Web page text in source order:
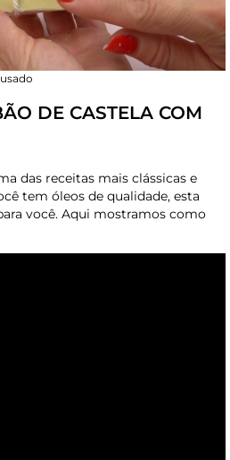
DE CASTELA COM
das receitas mais clássicas e
tem óleos de qualidade, esta
você. Aqui mostramos como